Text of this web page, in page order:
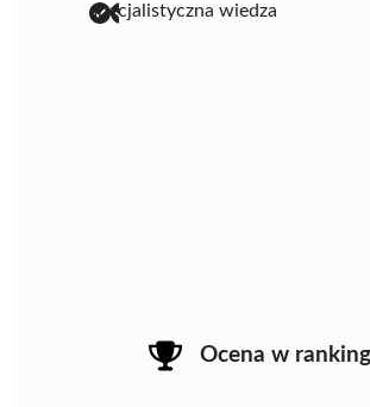
specjalistyczna wiedza
Ocena w